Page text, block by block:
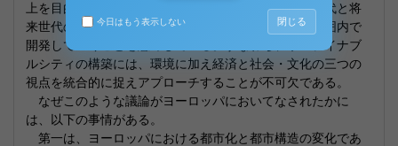
上を目的とし、現在世代内部の公平とともに、現在世代と将
来世代の公平も重視し、自然システムの環境容量の範囲内で
開発していくことを意味している。すなわち、サステイナブ
ルシティの構築には、環境に加え経済と社会・文化の三つの
視点を統合的に捉えアプローチすることが不可欠である。
なぜこのような議論がヨーロッパにおいてなされたかに
は、以下の事情がある。
第一は、ヨーロッパにおける都市化と都市構造の変化であ
今日はもう表示しない 閉じる